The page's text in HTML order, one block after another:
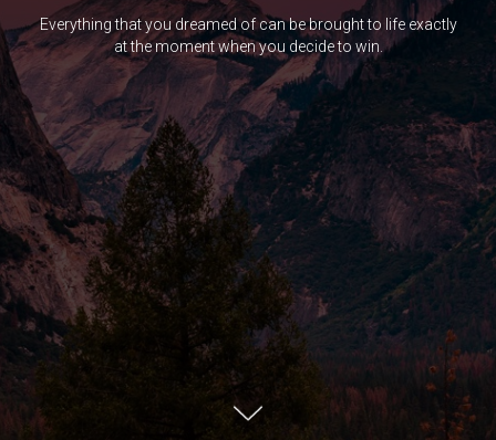
Everything that you dreamed of can be brought to life exactly
at the moment when you decide to win.